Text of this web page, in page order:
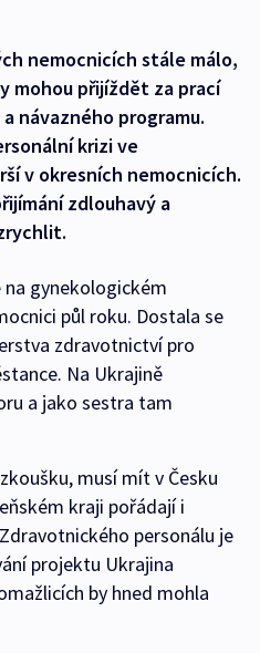
nemocnicích stále málo,
mohou přijíždět za prací
návazného programu.
krizi ve
v okresních nemocnicích.
zdlouhavý a
na gynekologickém
půl roku. Dostala se
zdravotnictví pro
Na Ukrajině
a jako sestra tam
musí mít v Česku
kraji pořádají i
personálu je
projektu Ukrajina
by hned mohla